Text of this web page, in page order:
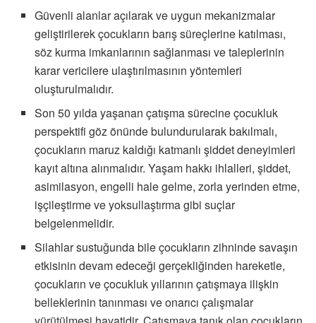
Güvenli alanlar açılarak ve uygun mekanizmalar
geliştirilerek çocukların barış süreçlerine katılması,
söz kurma imkanlarının sağlanması ve taleplerinin
karar vericilere ulaştırılmasının yöntemleri
oluşturulmalıdır.
Son 50 yılda yaşanan çatışma sürecine çocukluk
perspektifi göz önünde bulundurularak bakılmalı,
çocukların maruz kaldığı katmanlı şiddet deneyimleri
kayıt altına alınmalıdır. Yaşam hakkı ihlalleri, şiddet,
asimilasyon, engelli hale gelme, zorla yerinden etme,
işçileştirme ve yoksullaştırma gibi suçlar
belgelenmelidir.
Silahlar sustuğunda bile çocukların zihninde savaşın
etkisinin devam edeceği gerçekliğinden hareketle,
çocukların ve çocukluk yıllarının çatışmaya ilişkin
belleklerinin tanınması ve onarıcı çalışmalar